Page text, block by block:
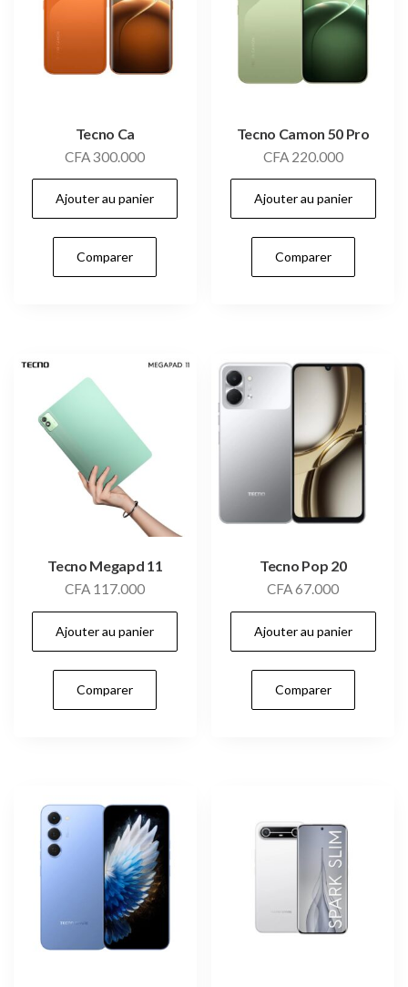
Tecno Ca
CFA300.000
Ajouter au panier
Comparer
Tecno Camon 50 Pro
CFA220.000
Ajouter au panier
Comparer
Tecno Megapd 11
CFA 117.000
Ajouter au panier
Comparer
Tecno Pop 20
CFA67.000
Ajouter au panier
Comparer